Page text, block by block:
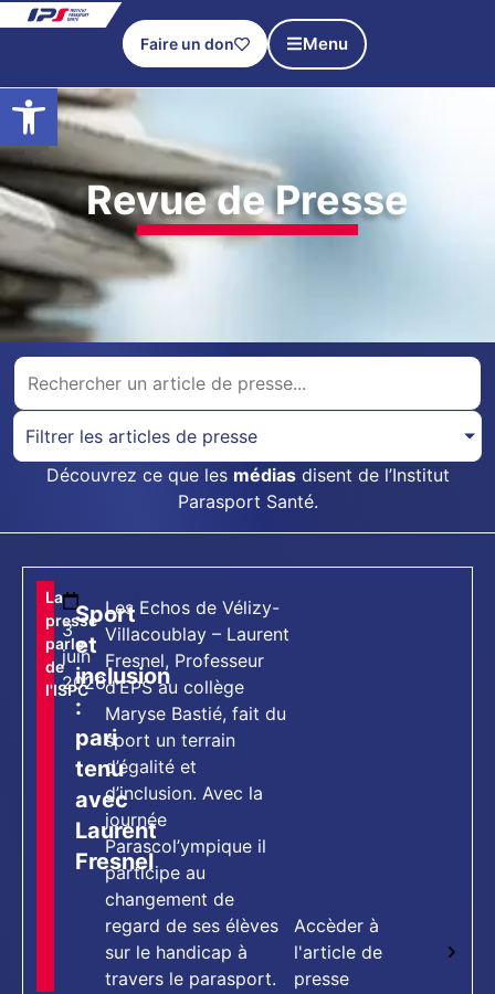
Ouvrir la barre d’outils
Faire un don Menu
Revue de Presse
Filtrer les articles de presse
Découvrez ce que les médiasdisent de l’Institut
Parasport Santé.
La
presse
parle
de
l'ISPC
3
juin
2026
Sport
et
inclusion
:
pari
tenu
avec
Laurent
Fresnel
Les Echos de Vélizy-
Villacoublay – Laurent
Fresnel, Professeur
d’EPS au collège
Maryse Bastié, fait du
sport un terrain
d’égalité et
d’inclusion. Avec la
journée
Parascol’ympique il
participe au
changement de
regard de ses élèves
sur le handicap à
travers le parasport.
Accèder à
l'article de
presse